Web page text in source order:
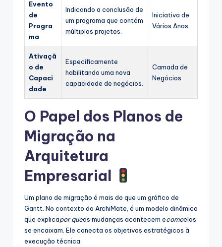
Evento
de
Progra
ma
Indicando a conclusão de
um programa que contém
múltiplos projetos.
Iniciativa de
Vários Anos
Ativaçã
o de
Capaci
dade
Especificamente
habilitando uma nova
capacidade de negócios.
Camada de
Negócios
O Papel dos Planos de
Migração na
Arquitetura
Empresarial
Um plano de migração é mais do que um gráfico de
Gantt. No contexto do ArchiMate, é um modelo dinâmico
que explicapor queas mudanças acontecem ecomoelas
se encaixam. Ele conecta os objetivos estratégicos à
execução técnica.